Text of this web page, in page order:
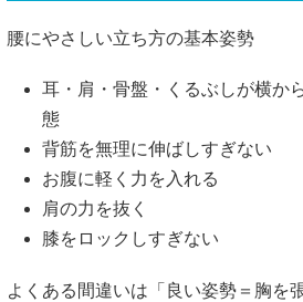
腰にやさしい立ち方の基本姿勢
耳・肩・骨盤・くるぶしが横か
態
背筋を無理に伸ばしすぎない
お腹に軽く力を入れる
肩の力を抜く
膝をロックしすぎない
よくある間違いは「良い姿勢＝胸を